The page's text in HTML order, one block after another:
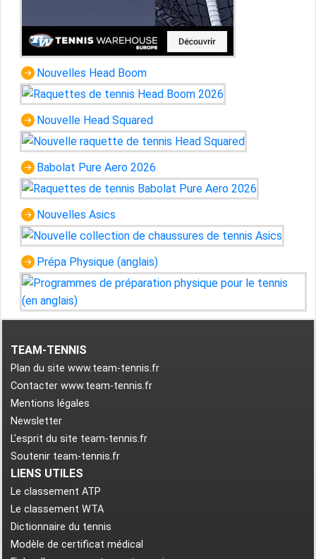
Nouvelles Head Boom
Nouvelle Head Squared
Babolat Pure Aero 2026
Nouvelles Asics
Prépa Physique (anglais)
TEAM-TENNIS
Plan du site www.team-tennis.fr
Contacter www.team-tennis.fr
Mentions légales
Newsletter
L'esprit du site team-tennis.fr
Soutenir team-tennis.fr
LIENS UTILES
Le classement ATP
Le classement WTA
Dictionnaire du tennis
Modèle de certificat médical